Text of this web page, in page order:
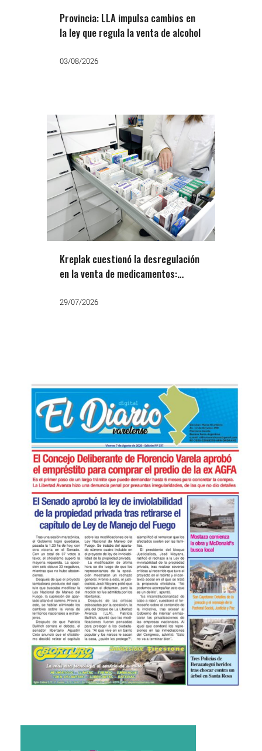
Provincia: LLA impulsa cambios en
la ley que regula la venta de alcohol
03/08/2026
Kreplak cuestionó la desregulación
en la venta de medicamentos:
29/07/2026